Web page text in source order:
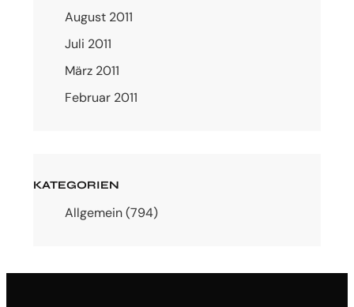
August 2011
Juli 2011
März 2011
Februar 2011
KATEGORIEN
Allgemein(794)